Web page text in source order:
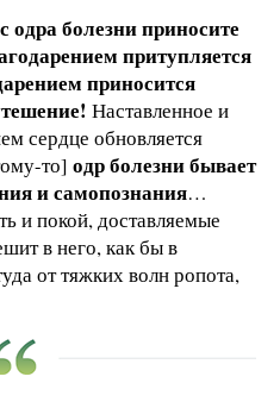
с одра болезни приносите
притупляется
приносится
Наставленное и
сердце обновляется
то] одр болезни бывает
и самопознания…
и покой, доставляемые
в него, как бы в
от тяжких волн ропота,